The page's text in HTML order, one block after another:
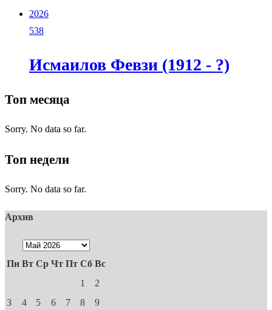
2026
538
Исмаилов Февзи (1912 - ?)
Топ месяца
Sorry. No data so far.
Топ недели
Sorry. No data so far.
Архив
Пн Вт Ср Чт Пт Сб Вс
1
2
3
4 5 6 7 8 9